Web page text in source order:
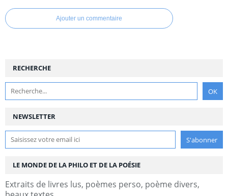
Ajouter un commentaire
NEWSLETTER
RECHERCHE
LE MONDE DE LA PHILO ET DE LA POÉSIE
Extraits de livres lus, poèmes perso, poème divers,